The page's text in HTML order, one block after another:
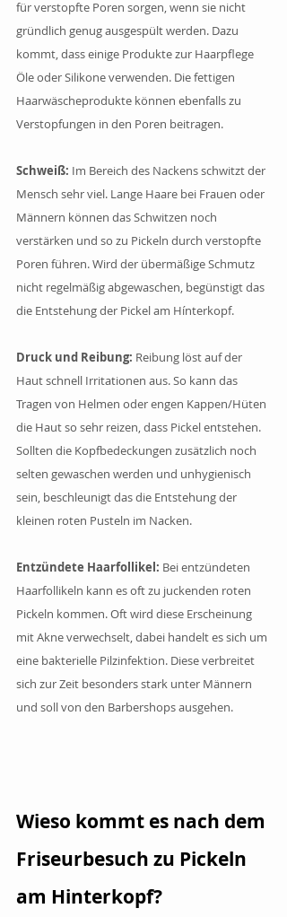
für verstopfte Poren sorgen, wenn sie nicht
gründlich genug ausgespült werden. Dazu
kommt, dass einige Produkte zur Haarpflege
Öle oder Silikone verwenden. Die fettigen
Haarwäscheprodukte können ebenfalls zu
Verstopfungen in den Poren beitragen.
Schweiß: Im Bereich des Nackens schwitzt der
Mensch sehr viel. Lange Haare bei Frauen oder
Männern können das Schwitzen noch
verstärken und so zu Pickeln durch verstopfte
Poren führen. Wird der übermäßige Schmutz
nicht regelmäßig abgewaschen, begünstigt das
die Entstehung der Pickel am Hínterkopf.
Druck und Reibung: Reibung löst auf der
Haut schnell Irritationen aus. So kann das
Tragen von Helmen oder engen Kappen/Hüten
die Haut so sehr reizen, dass Pickel entstehen.
Sollten die Kopfbedeckungen zusätzlich noch
selten gewaschen werden und unhygienisch
sein, beschleunigt das die Entstehung der
kleinen roten Pusteln im Nacken.
Entzündete Haarfollikel: Bei entzündeten
Haarfollikeln kann es oft zu juckenden roten
Pickeln kommen. Oft wird diese Erscheinung
mit Akne verwechselt, dabei handelt es sich um
eine bakterielle Pilzinfektion. Diese verbreitet
sich zur Zeit besonders stark unter Männern
und soll von den Barbershops ausgehen.
Wieso kommt es nach dem
Friseurbesuch zu Pickeln
am Hinterkopf?